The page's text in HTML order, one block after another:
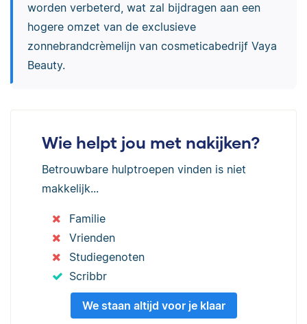
worden verbeterd, wat zal bijdragen aan een
hogere omzet van de exclusieve
zonnebrandcrèmelijn van cosmeticabedrijf Vaya
Beauty.
Wie helpt jou met nakijken?
Betrouwbare hulptroepen vinden is niet
makkelijk...
Familie
Vrienden
Studiegenoten
Scribbr
We staan altijd voor je klaar